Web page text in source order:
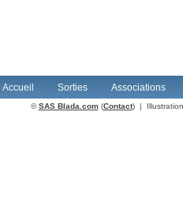
Accueil Sorties Associations
©SAS Blada.com(Contact) |